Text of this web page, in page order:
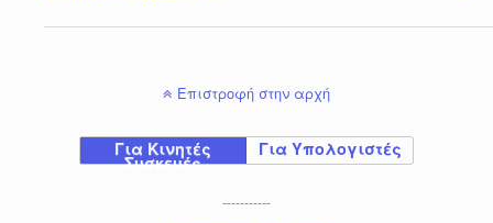
Επιστροφή στην αρχή
Για Κινητές
Συσκευές
Για Υπολογιστές
-----------